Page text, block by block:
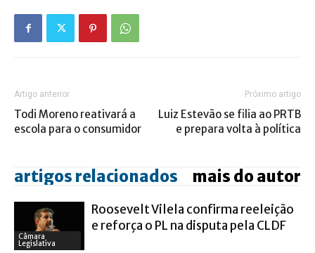
Artigo anterior
Todi Moreno reativará a
escola para o consumidor
Próximo artigo
Luiz Estevão se filia ao PRTB
e prepara volta à política
artigos relacionados mais do autor
Câmara
Legislativa
Roosevelt Vilela confirma reeleição
e reforça o PL na disputa pela CLDF